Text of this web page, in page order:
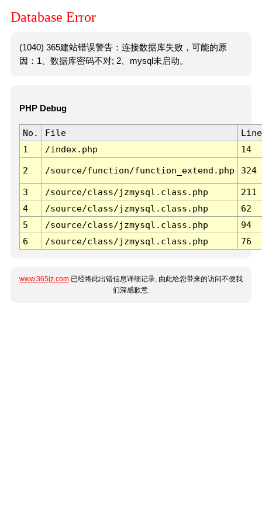
Database Error
(1040) 365建站错误警告：连接数据库失败，可能的原
因：1、数据库密码不对; 2、mysql未启动。
PHP Debug
No. File
Line
1
/index.php 14
2 /source/function/function_extend.php 324
3 /source/class/jzmysql.class.php
211
4
/source/class/jzmysql.class.php
62
5
/source/class/jzmysql.class.php
94
6
/source/class/jzmysql.class.php 76
www.365jz.com 已经将此出错信息详细记录, 由此给您带来的访问不便我
们深感歉意.